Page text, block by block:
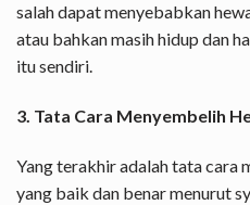
salah dapat menyebabkan
atau bahkan masih hidup dan
itu sendiri.
3. Tata Cara Menyembelih
Yang terakhir adalah tata cara
yang baik dan benar menurut